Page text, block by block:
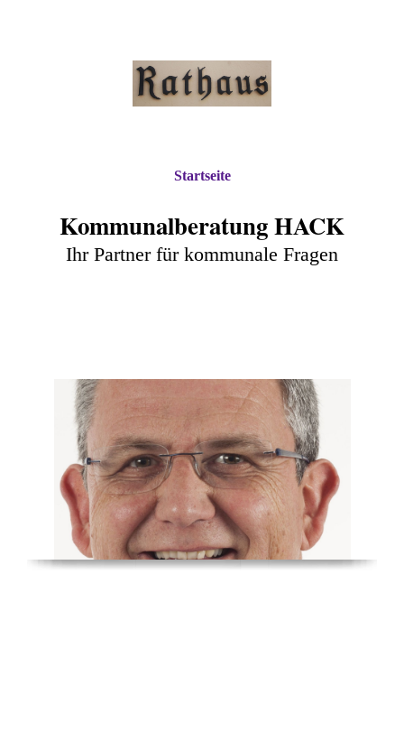
Kommunalberatung HACK
Ihr Partner für kommunale Fragen
Startseite